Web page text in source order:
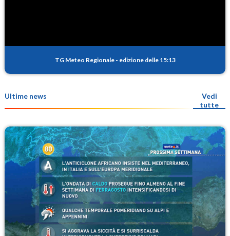
TG Meteo Regionale - edizione delle 15:13
Ultime news
Vedi
tutte